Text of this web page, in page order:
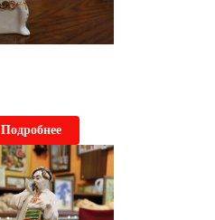
Подробнее